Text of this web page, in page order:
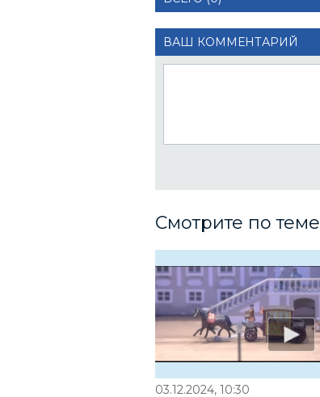
ВАШ КОММЕНТАРИЙ
Смотрите по теме
03.12.2024, 10:30